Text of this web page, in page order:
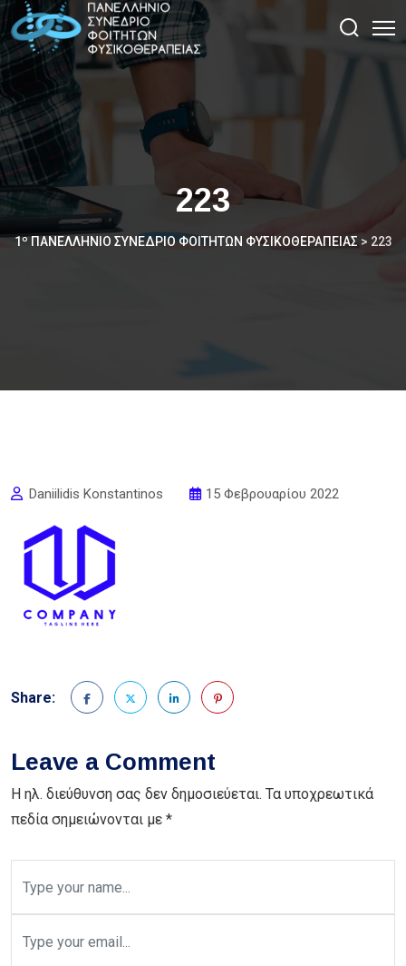
223
1º ΠΑΝΕΛΛΉΝΙΟ ΣΥΝΈΔΡΙΟ ΦΟΙΤΗΤΏΝ ΦΥΣΙΚΟΘΕΡΑΠΕΊΑΣ > 223
Daniilidis Konstantinos 15 Φεβρουαρίου 2022
Share:
Leave a Comment
Η ηλ. διεύθυνση σας δεν δημοσιεύεται. Τα υποχρεωτικά
πεδία σημειώνονται με *